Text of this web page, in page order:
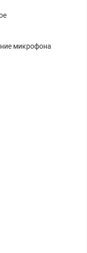
микрофона